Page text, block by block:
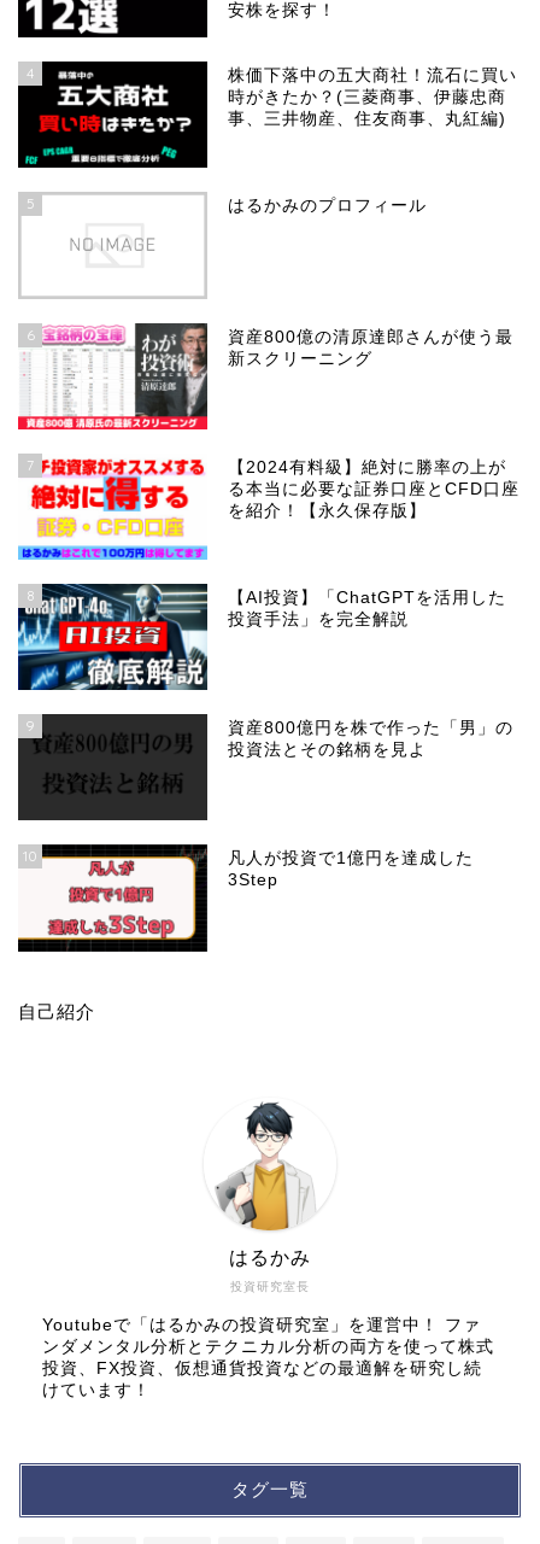
安株を探す！
4
株価下落中の五大商社！流石に買い
時がきたか？(三菱商事、伊藤忠商
事、三井物産、住友商事、丸紅編)
5 はるかみのプロフィール
6
資産800億の清原達郎さんが使う最
新スクリーニング
7
【2024有料級】絶対に勝率の上が
る本当に必要な証券口座とCFD口座
を紹介！【永久保存版】
8
【AI投資】「ChatGPTを活用した
投資手法」を完全解説
9
資産800億円を株で作った「男」の
投資法とその銘柄を見よ
10
凡人が投資で1億円を達成した
3Step
自己紹介
投資研究室長
はるかみ
Youtubeで「はるかみの投資研究室」を運営中！ ファ
ンダメンタル分析とテクニカル分析の両方を使って株式
投資、FX投資、仮想通貨投資などの最適解を研究し続
けています！
タグ一覧